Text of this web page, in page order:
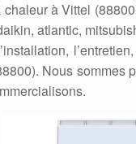
à Vittel
atlantic,
Nous sommes